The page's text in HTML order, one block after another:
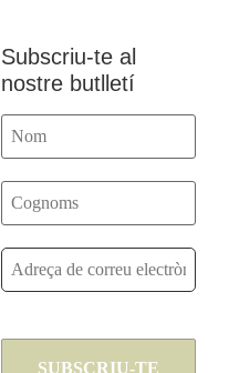
Subscriu-te al
nostre butlletí